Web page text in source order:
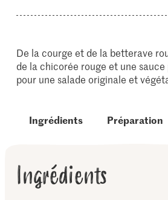
De la courge et de la betterave
de la chicorée rouge et une sauce
pour une salade originale et
Ingrédients Préparation
Ingrédients